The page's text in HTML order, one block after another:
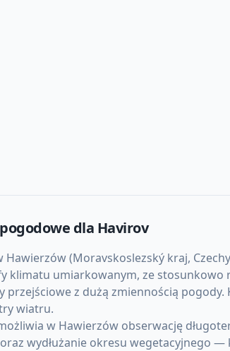
dla Havirov
(Moravskoslezský kraj,
klimatu umiarkowanym, ze stosunkowo
przejściowe z dużą zmiennością
wiatru.
w Hawierzów obserwację
wydłużanie okresu wegetacyjnego